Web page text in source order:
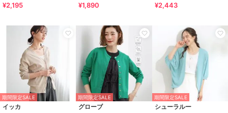
カーディガン
¥2,195
ョート丈 Vネックカーディガ
¥1,890
か クルーネックカーディガン
¥2,443
期間限定SALE
イッカ
期間限定SALE
グローブ
期間限定SALE
シューラルー